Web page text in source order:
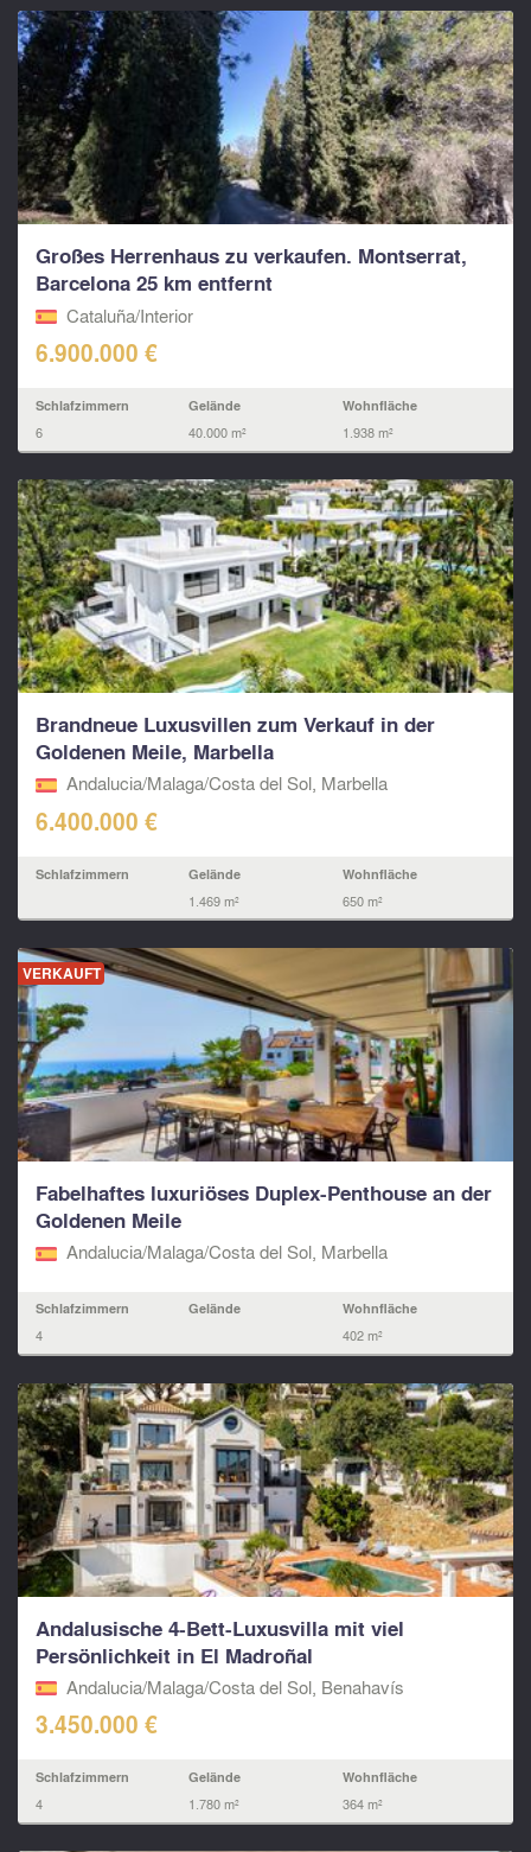
Großes Herrenhaus zu verkaufen. Montserrat,
Barcelona 25 km entfernt
Cataluña/Interior
6.900.000 €
Schlafzimmern
6
Gelände
40.000 m²
Wohnfläche
1.938 m²
Brandneue Luxusvillen zum Verkauf in der
Goldenen Meile, Marbella
Andalucia/Malaga/Costa del Sol, Marbella
6.400.000 €
Schlafzimmern Gelände
1.469 m²
Wohnfläche
650 m²
VERKAUFT
Fabelhaftes luxuriöses Duplex-Penthouse an der
Goldenen Meile
Andalucia/Malaga/Costa del Sol, Marbella
Schlafzimmern
4
Gelände Wohnfläche
402 m²
Andalusische 4-Bett-Luxusvilla mit viel
Persönlichkeit in El Madroñal
Andalucia/Malaga/Costa del Sol, Benahavís
3.450.000 €
Schlafzimmern
4
Gelände
1.780 m²
Wohnfläche
364 m²